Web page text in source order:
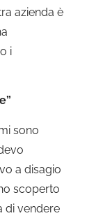
azienda è
i
sono
a disagio
scoperto
di vendere